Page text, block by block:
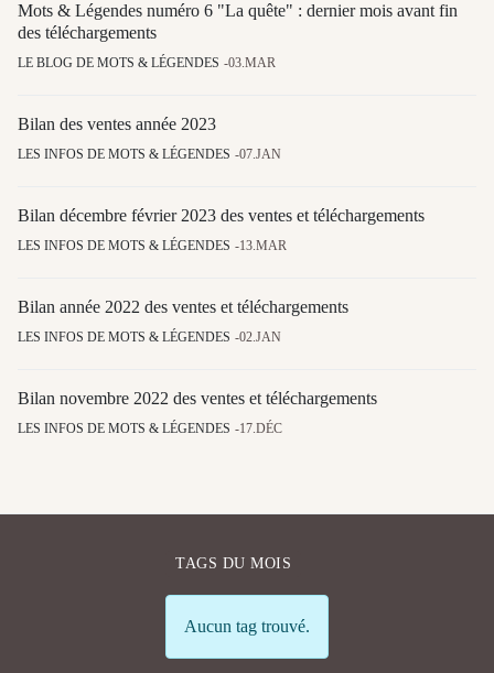
Mots & Légendes numéro 6 "La quête" : dernier mois avant fin
des téléchargements
LE BLOG DE MOTS & LÉGENDES 03.MAR
Bilan des ventes année 2023
LES INFOS DE MOTS & LÉGENDES 07.JAN
Bilan décembre février 2023 des ventes et téléchargements
LES INFOS DE MOTS & LÉGENDES 13.MAR
Bilan année 2022 des ventes et téléchargements
LES INFOS DE MOTS & LÉGENDES 02.JAN
Bilan novembre 2022 des ventes et téléchargements
LES INFOS DE MOTS & LÉGENDES 17.DÉC
TAGS DU MOIS
Info
Aucun tag trouvé.